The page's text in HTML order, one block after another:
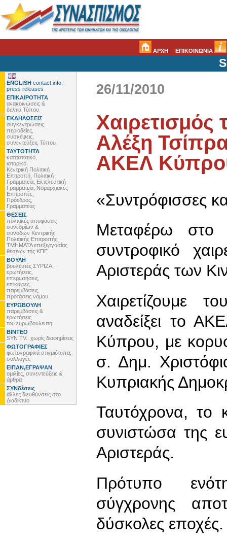
ΑΡΧΗ ΕΠΙΚΟΙΝΩΝΙΑ
ENGLISH contact info,
press releases
ΕΠΙΚΑΙΡΟΤΗΤΑ
ανακοινώσεις &
δελτία Τύπου
ΕΚΔΗΛΩΣΕΙΣ
συγκεντρώσεις,
περιοδείες,
συσκέψεις,
συνεντεύξεις Τύπου
ΤΑΥΤΟΤΗΤΑ
καταστατικό,
ιστορικό,
Κεντρική Πολιτική
Επιτροπή, Πολιτική
Γραμματεία, Εκτελεστική
Γραμματεία, Νομαρχιακές
Επιτροπές,
Πρόεδρος,
Γραμματέας
ΘΕΣΕΙΣ
πολιτικές αποφάσεις
συνεδρίων &
συνόδων Κεντρικής
Πολιτικής Επιτροπής,
ΤΜΗΜΑΤΑ επεξεργασίας
θέσεων της ΚΠΕ
ΒΟΥΛΗ
βουλευτές ΣΥΡΙΖΑ,
ερωτήσεις,
επερωτήσεις,
επίκαιρες,
παρεμβάσεις,
προτάσεις νόμου
ΕΥΡΩΒΟΥΛΗ
παρεμβάσεις &
ερωτήσεις
του ευρωβουλευτή
ΒΙΝΤΕΟ
SYN TV.. χωρίς διαφημίσεις
ΦΩΤΟΓΡΑΦΙΕΣ
φωτογραφικά στιγμιότυπα,
συλλογές
ΕΙΠΑΝ,ΕΓΡΑΨΑΝ
ομιλίες, συνεντεύξεις &
άρθρα
ΣΥΝδέσεις
άλλες διευθύνσεις στο
Διαδίκτυο
26/11/2010
Αλέξη
ΑΚΕΛ
«Συντρόφισσες
Μεταφέρω στο
συντροφικό
Αριστεράς των
Χαιρετίζουμε
αναδείξει το
Κύπρου, με
σ. Δημ.
Κυπριακής
Ταυτόχρονα, το
συνιστώσα της
Αριστεράς.
Πρότυπο
σύγχρονης
δύσκολες εποχές.